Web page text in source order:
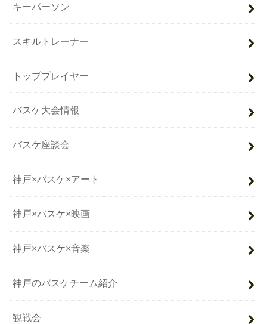
キーパーソン
スキルトレーナー
トッププレイヤー
バスケ大会情報
バスケ座談会
神戸×バスケ×アート
神戸×バスケ×映画
神戸×バスケ×音楽
神戸のバスケチーム紹介
観戦会